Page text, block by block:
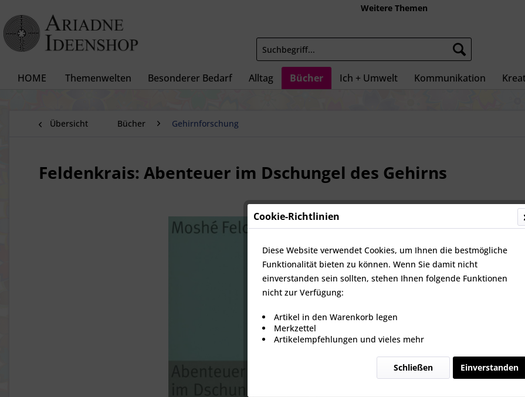
Weitere Themen
HOME Themenwelten Besonderer Bedarf Alltag Bücher Ich + Umwelt Kommunikation
Übersicht Bücher Gehirnforschung
Feldenkrais: Abenteuer im Dschungel des Gehirns
Nicht
Cookie-Richtlinien
Diese Website verwendet Cookies, um Ihnen die bestmögliche
Funktionalität bieten zu können. Wenn Sie damit nicht
einverstanden sein sollten, stehen Ihnen folgende Funktionen
nicht zur Verfügung:
Artikel in den Warenkorb legen
Merkzettel
Artikelempfehlungen und vieles mehr
Einverstanden
Schließen